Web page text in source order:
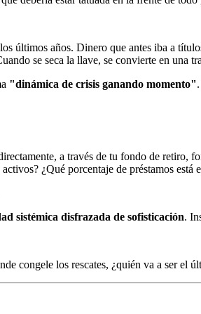
últimos años. Dinero que antes iba a
se seca la llave, se convierte en una
"dinámica de crisis ganando momento"
a través de tu fondo de
¿Qué porcentaje de préstamos está
sistémica disfrazada de sofisticación.
congele los rescates, ¿quién va a ser el